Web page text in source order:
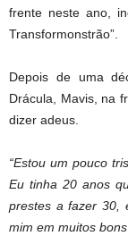
frente neste ano,
Transformonstrão”.
Depois de uma
Drácula, Mavis, na
dizer adeus.
“Estou um pouco
Eu tinha 20 anos
prestes a fazer 30,
mim em muitos